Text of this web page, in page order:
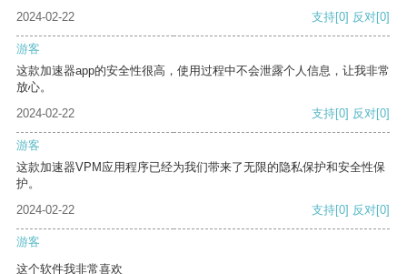
2024-02-22 支持[0] 反对[0]
游客
这款加速器app的安全性很高，使用过程中不会泄露个人信息，让我非常
放心。
2024-02-22
支持[0] 反对[0]
游客
这款加速器VPM应用程序已经为我们带来了无限的隐私保护和安全性保
护。
2024-02-22
支持[0] 反对[0]
游客
这个软件我非常喜欢